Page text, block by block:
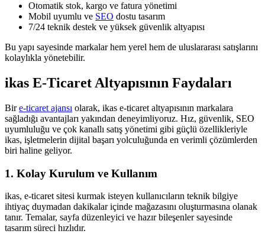
Otomatik stok, kargo ve fatura yönetimi
Mobil uyumlu ve SEO dostu tasarım
7/24 teknik destek ve yüksek güvenlik altyapısı
Bu yapı sayesinde markalar hem yerel hem de uluslararası satışlarını
kolaylıkla yönetebilir.
ikas E-Ticaret Altyapısının Faydaları
Bire-ticaret ajansı olarak, ikas e-ticaret altyapısının markalara
sağladığı avantajları yakından deneyimliyoruz. Hız, güvenlik, SEO
uyumluluğu ve çok kanallı satış yönetimi gibi güçlü özellikleriyle
ikas, işletmelerin dijital başarı yolculuğunda en verimli çözümlerden
biri haline geliyor.
1. Kolay Kurulum ve Kullanım
ikas, e-ticaret sitesi kurmak isteyen kullanıcıların teknik bilgiye
ihtiyaç duymadan dakikalar içinde mağazasını oluşturmasına olanak
tanır. Temalar, sayfa düzenleyici ve hazır bileşenler sayesinde
tasarım süreci hızlıdır.